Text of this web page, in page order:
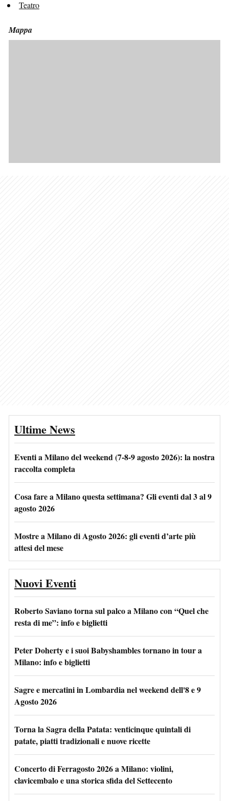
Teatro
Mappa
Ultime News
Eventi a Milano del weekend (7-8-9 agosto 2026): la nostra
raccolta completa
Cosa fare a Milano questa settimana? Gli eventi dal 3 al 9
agosto 2026
Mostre a Milano di Agosto 2026: gli eventi d’arte più
attesi del mese
Nuovi Eventi
Roberto Saviano torna sul palco a Milano con “Quel che
resta di me”: info e biglietti
Peter Doherty e i suoi Babyshambles tornano in tour a
Milano: info e biglietti
Sagre e mercatini in Lombardia nel weekend dell'8 e 9
Agosto 2026
Torna la Sagra della Patata: venticinque quintali di
patate, piatti tradizionali e nuove ricette
Concerto di Ferragosto 2026 a Milano: violini,
clavicembalo e una storica sfida del Settecento